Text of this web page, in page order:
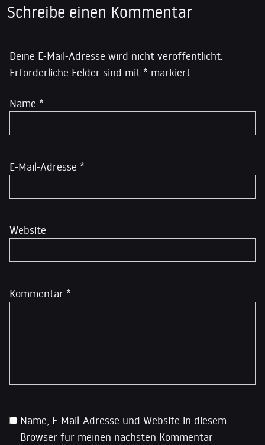
Schreibe einen Kommentar
Deine E-Mail-Adresse wird nicht veröffentlicht.
Erforderliche Felder sind mit * markiert
Kommentar *
Name *
E-Mail-Adresse *
Website
Name, E-Mail-Adresse und Website in diesem
Browser für meinen nächsten Kommentar